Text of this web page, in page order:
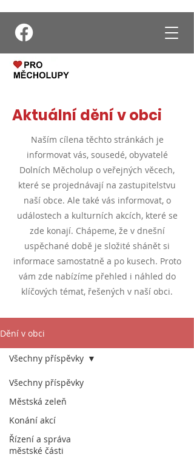
Aktuální dění v obci
Naším cílena těchto stránkách je
informovat vás, sousedé, obyvatelé
Dolních Měcholup o veřejných věcech,
které se projednávají na zastupitelstvu
naší obce. Ale také vás informovat, o
událostech a kulturních akcích, které se
zde konají. Chápeme, že v dnešní
uspěchané době je složité shánět si
informace samostatně a po kusech. Proto
vám zde nabízíme přehled i náhled do
klíčových témat, řešených v naší obci.
Dění v obci
Všechny příspěvky
Městská zeleň
Konání akcí
Řízení a správa
městské části
Všechny příspěvky